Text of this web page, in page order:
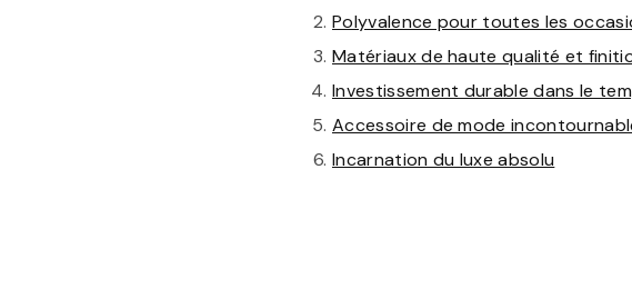
Polyvalence pour toutes les
Matériaux de haute qualité et
Investissement durable dans le
Accessoire de mode
Incarnation du luxe absolu